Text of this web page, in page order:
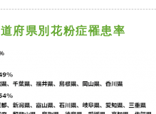
府県別花粉症罹患率